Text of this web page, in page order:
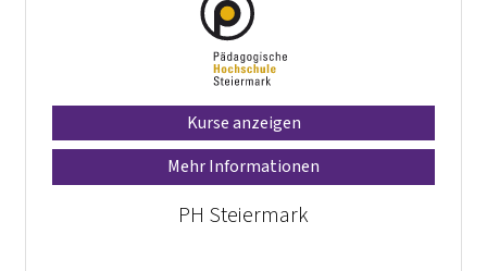
Kurse anzeigen
Mehr Informationen
PH Steiermark